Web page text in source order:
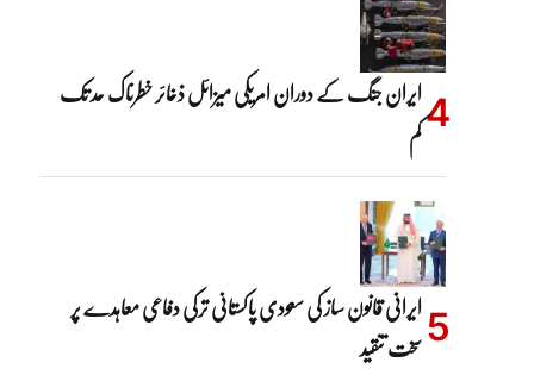
ایران جنگ کے دوران امریکی میزائل ذخائر خطرناک حد تک
کم
ایرانی قانون ساز کی سعودی پاکستانی ترکی دفاعی معاہدے پر
سخت تنقید